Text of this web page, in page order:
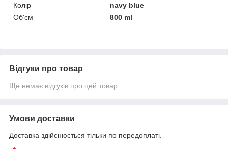
Колір
navy blue
Об'єм
800 ml
Відгуки про товар
Ще немає відгуків про цей товар
Умови доставки
Доставка здійснюється тільки по передоплаті.